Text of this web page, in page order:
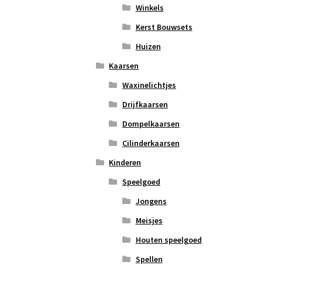
Winkels
Kerst Bouwsets
Huizen
Kaarsen
Waxinelichtjes
Drijfkaarsen
Dompelkaarsen
Cilinderkaarsen
Kinderen
Speelgoed
Jongens
Meisjes
Houten speelgoed
Spellen